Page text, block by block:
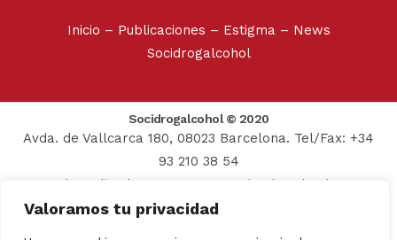
Valoramos tu privacidad
Inicio – Publicaciones – Estigma – News
Socidrogalcohol
Socidrogalcohol © 2020
Avda. de Vallcarca 180, 08023 Barcelona. Tel/Fax: +34
93 210 38 54
Web realizada por:
Grupo Prosistel Technology
Consulting